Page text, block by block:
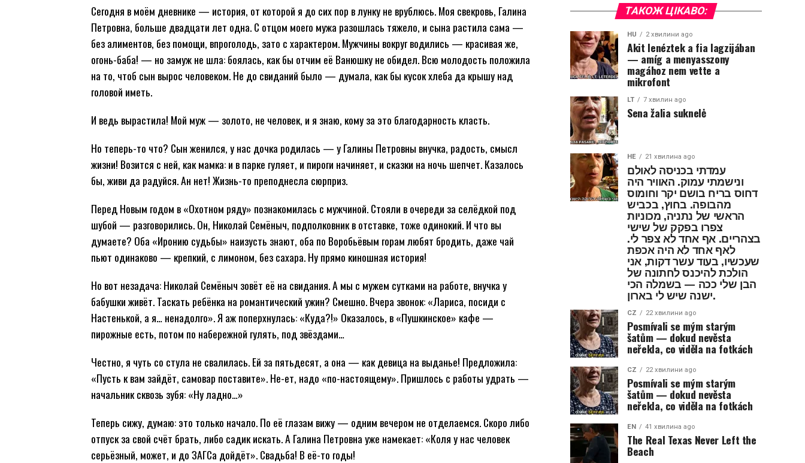
Сегодня в моём дневнике — история, от которой я до сих пор в лунку не врублюсь. Моя свекровь, Галина
Петровна, больше двадцати лет одна. С отцом моего мужа разошлась тяжело, и сына растила сама —
без алиментов, без помощи, впроголодь, зато с характером. Мужчины вокруг водились — красивая же,
огонь-баба! — но замуж не шла: боялась, как бы отчим её Ванюшку не обидел. Всю молодость положила
на то, чтоб сын вырос человеком. Не до свиданий было — думала, как бы кусок хлеба да крышу над
головой иметь.
И ведь вырастила! Мой муж — золото, не человек, и я знаю, кому за это благодарность класть.
Но теперь-то что? Сын женился, у нас дочка родилась — у Галины Петровны внучка, радость, смысл
жизни! Возится с ней, как мамка: и в парке гуляет, и пироги начиняет, и сказки на ночь шепчет. Казалось
бы, живи да радуйся. Ан нет! Жизнь-то преподнесла сюрприз.
Перед Новым годом в «Охотном ряду» познакомилась с мужчиной. Стояли в очереди за селёдкой под
шубой — разговорились. Он, Николай Семёныч, подполковник в отставке, тоже одинокий. И что вы
думаете? Оба «Иронию судьбы» наизусть знают, оба по Воробьёвым горам любят бродить, даже чай
пьют одинаково — крепкий, с лимоном, без сахара. Ну прямо киношная история!
Но вот незадача: Николай Семёныч зовёт её на свидания. А мы с мужем сутками на работе, внучка у
бабушки живёт. Таскать ребёнка на романтический ужин? Смешно. Вчера звонок: «Лариса, посиди с
Настенькой, а я… ненадолго». Я аж поперхнулась: «Куда?!» Оказалось, в «Пушкинское» кафе —
пирожные есть, потом по набережной гулять, под звёздами…
Честно, я чуть со стула не свалилась. Ей за пятьдесят, а она — как девица на выданье! Предложила:
«Пусть к вам зайдёт, самовар поставите». Не-ет, надо «по-настоящему». Пришлось с работы удрать —
начальник сквозь зубя: «Ну ладно…»
Теперь сижу, думаю: это только начало. По её глазам вижу — одним вечером не отделаемся. Скоро либо
отпуск за свой счёт брать, либо садик искать. А Галина Петровна уже намекает: «Коля у нас человек
серьёзный, может, и до ЗАГСа дойдёт». Свадьба! В её-то годы!
ТАКОЖ ЦІКАВО:
HU 2 хвилини ago
Akit lenéztek a fia lagzijában
— amíg a menyasszony
magához nem vette a
mikrofont
LT 7 хвилин ago
Sena žalia suknelė
HE 21 хвилина ago
עמדתי בכניסה לאולם
ונישמתי עמוק. האוויר היה
דחוס בריח בושם יקר וחומוס
מהבופה. בחוץ, בכביש
הראשי של נתניה, מכוניות
צפרו בפקק של שישי
בצהריים. אף אחד לא צפר לי.
לאף אחד לא היה אכפת
שעכשיו, בעוד עשר דקות, אני
הולכת להיכנס לחתונה של
הבן שלי ככה — בשמלה הכי
ישנה שיש לי בארון.
CZ 22 хвилини ago
Posmívali se mým starým
šatům — dokud nevěsta
neřekla, co viděla na fotkách
CZ 22 хвилини ago
Posmívali se mým starým
šatům — dokud nevěsta
neřekla, co viděla na fotkách
EN 41 хвилина ago
The Real Texas Never Left the
Beach